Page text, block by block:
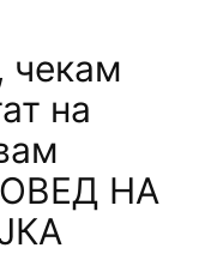
чекам
на
НА